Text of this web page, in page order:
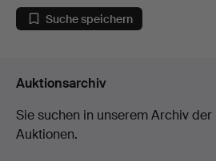
Suche speichern
Auktionsarchiv
Sie suchen in unserem Archiv
Auktionen.